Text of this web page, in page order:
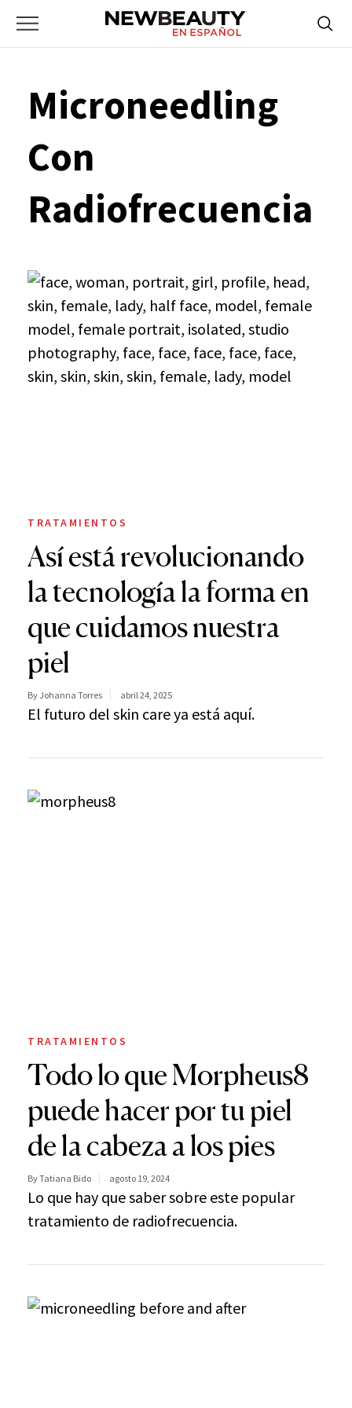
Primary
NewBeauty
for:
Microneedling
Con
Radiofrecuencia
TRATAMIENTOS
Así está revolucionando
la tecnología la forma en
que cuidamos nuestra
piel
By Johanna Torres abril 24, 2025
El futuro del skin care ya está aquí.
TRATAMIENTOS
Todo lo que Morpheus8
puede hacer por tu piel
de la cabeza a los pies
By Tatiana Bido agosto 19, 2024
Lo que hay que saber sobre este popular
tratamiento de radiofrecuencia.